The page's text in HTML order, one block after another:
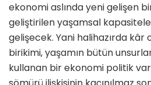
ekonomi aslında yeni gelişen
geliştirilen yaşamsal
gelişecek. Yani halihazırda kâr
birikimi, yaşamın bütün
kullanan bir ekonomi politik